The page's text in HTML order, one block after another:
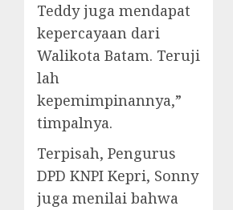
Teddy juga mendapat
kepercayaan dari
Walikota Batam. Teruji
lah
kepemimpinannya,”
timpalnya.
Terpisah, Pengurus
DPD KNPI Kepri, Sonny
juga menilai bahwa